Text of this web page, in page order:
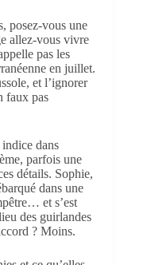
posez-vous une
allez-vous vivre
pas les
en juillet.
et l’ignorer
faux pas
dans
parfois une
détails. Sophie,
dans une
et s’est
des guirlandes
? Moins.